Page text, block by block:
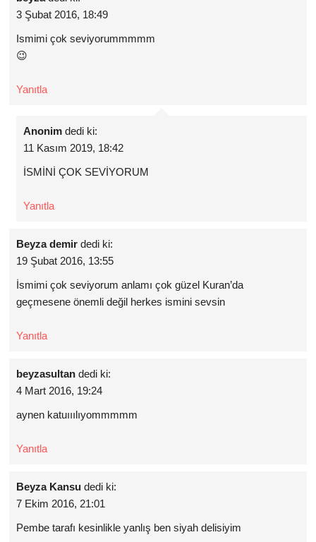
3 Şubat 2016, 18:49
Ismimi çok seviyorummmmm
😉
Yanıtla
Anonim dedi ki:
11 Kasım 2019, 18:42
İSMİNİ ÇOK SEVİYORUM
Yanıtla
Beyza demir dedi ki:
19 Şubat 2016, 13:55
İsmimi çok seviyorum anlamı çok güzel Kuran’da
geçmesene önemli değil herkes ismini sevsin
Yanıtla
beyzasultan dedi ki:
4 Mart 2016, 19:24
aynen katuııılıyommmmm
Yanıtla
Beyza Kansu dedi ki:
7 Ekim 2016, 21:01
Pembe tarafı kesinlikle yanlış ben siyah delisiyim